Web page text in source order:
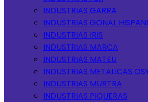
INDUSTRIAS GARRA
INDUSTRIAS GONAL
INDUSTRIAS IRIS
INDUSTRIAS MARCA
INDUSTRIAS MATEU
INDUSTRIAS METALICAS
INDUSTRIAS MURTRA
INDUSTRIAS PIQUERAS